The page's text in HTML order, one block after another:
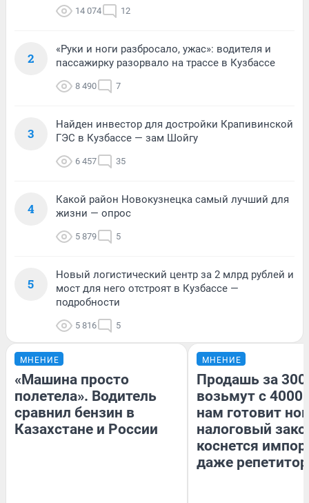
14 074 12
2
«Руки и ноги разбросало, ужас»: водителя и
пассажирку разорвало на трассе в Кузбассе
8 490 7
3
Найден инвестор для достройки Крапивинской
ГЭС в Кузбассе — зам Шойгу
6 457 35
4
Какой район Новокузнецка самый лучший для
жизни — опрос
5 879 5
5
Новый логистический центр за 2 млрд рублей и
мост для него отстроят в Кузбассе —
подробности
5 816 5
МНЕНИЕ
«Машина просто
полетела». Водитель
сравнил бензин в
Казахстане и России
МНЕНИЕ
Продашь за
возьмут с
нам готовит
налоговый
коснется
даже